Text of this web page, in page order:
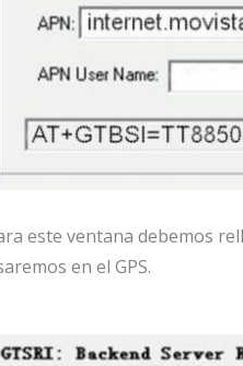
este ventana debemos
en el GPS.